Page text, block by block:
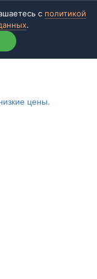
с политикой
.
цены.